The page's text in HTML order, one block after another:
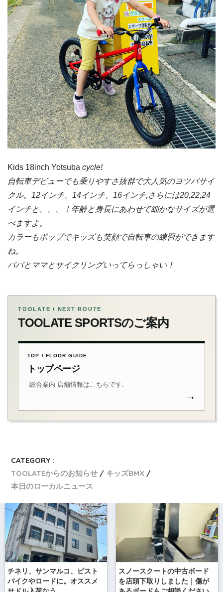
Kids 18inch Yotsuba cycle!
自転車デビューでも乗りやすさ抜群で大人気のヨツバサイ
クル。12インチ、14インチ、16インチ,さらには20,22,24
インチと、、、！年齢と身長にあわせて細かなサイズが選
べますよ。
カラーもポップでキッズも笑顔で自転車の練習ができます
ね。
パパとママとサイクリングいってらっしゃい！
TOOLATE / NEXT ROUTE
TOOLATE SPORTSのご案内
TOP / FLOOR GUIDE
トップページ
-総合案内 店舗情報はこちらです.
→
CATEGORY :
TOOLATEからのお知らせ
キッズBMX
本日のローカルニュース
チネリ、サンマルコ、ピスト
バイクやロードに。オススメ
スノースクートの中古ボード
を店頭下取りしました｜傷が